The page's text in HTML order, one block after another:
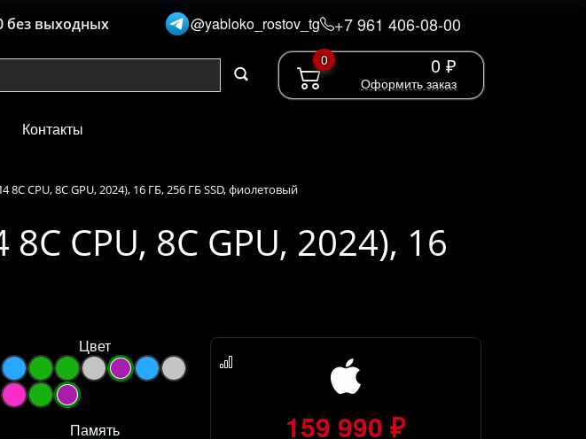
без выходных @yabloko_rostov_tg +7 961 406-08-00
0 0 ₽
Оформить заказ
Контакты
8C CPU, 8C GPU, 2024), 16 ГБ, 256 ГБ SSD, фиолетовый
CPU, 8C GPU, 2024), 16
Цвет
Память
159 990 ₽